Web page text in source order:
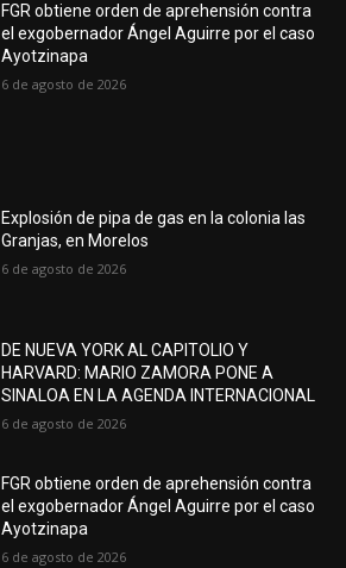
FGR obtiene orden de aprehensión contra
el exgobernador Ángel Aguirre por el caso
Ayotzinapa
6 de agosto de 2026
Explosión de pipa de gas en la colonia las
Granjas, en Morelos
6 de agosto de 2026
DE NUEVA YORK AL CAPITOLIO Y
HARVARD: MARIO ZAMORA PONE A
SINALOA EN LA AGENDA INTERNACIONAL
6 de agosto de 2026
FGR obtiene orden de aprehensión contra
el exgobernador Ángel Aguirre por el caso
Ayotzinapa
6 de agosto de 2026